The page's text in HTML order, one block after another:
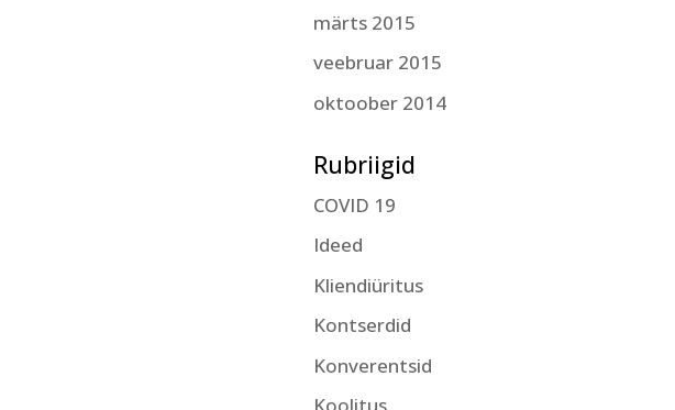
märts 2015
veebruar 2015
oktoober 2014
Rubriigid
COVID 19
Ideed
Kliendiüritus
Kontserdid
Konverentsid